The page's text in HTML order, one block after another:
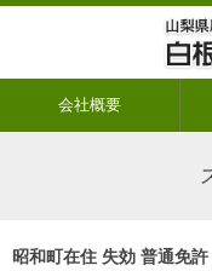
会社概要
昭和町在住 失効 普通免